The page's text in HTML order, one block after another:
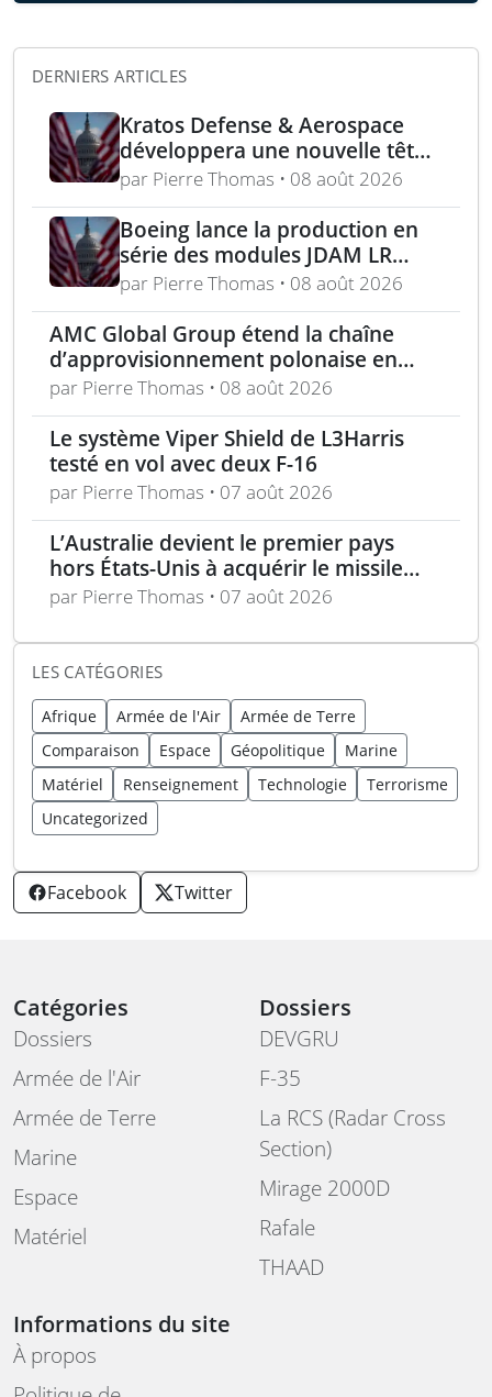
DERNIERS ARTICLES
Kratos Defense & Aerospace
développera une nouvelle tête
chercheuse pour les missiles
FGM-148 Javelin
par Pierre Thomas • 08 août 2026
Boeing lance la production en
série des modules JDAM LR
pour frappes de précision
longue portée
par Pierre Thomas • 08 août 2026
AMC Global Group étend la chaîne
d’approvisionnement polonaise en
munitions de 155 mm
par Pierre Thomas • 08 août 2026
Le système Viper Shield de L3Harris
testé en vol avec deux F-16
par Pierre Thomas • 07 août 2026
L’Australie devient le premier pays
hors États-Unis à acquérir le missile
AIM-260 JATM
par Pierre Thomas • 07 août 2026
LES CATÉGORIES
Afrique Armée de l'Air
Armée de Terre
Comparaison
Espace Géopolitique
Marine
Matériel
Renseignement Technologie
Terrorisme
Uncategorized
Facebook Twitter
Catégories
Dossiers
Armée de l'Air
Armée de Terre
Marine
Espace
Matériel
Dossiers
DEVGRU
F-35
La RCS (Radar Cross
Section)
Mirage 2000D
Rafale
THAAD
Informations du site
À propos